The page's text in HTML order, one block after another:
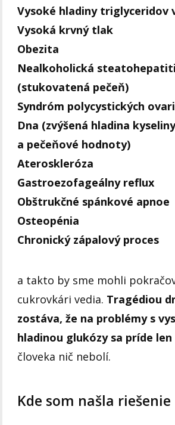
Vysoké hladiny triglyceridov
Vysoká krvný tlak
Obezita
Nealkoholická
(stukovatená pečeň)
Syndróm polycystických
Dna (zvýšená hladina
a pečeňové hodnoty)
Ateroskleróza
Gastroezofageálny reflux
Obštrukčné spánkové apnoe
Osteopénia
Chronický zápalový proces
a takto by sme mohli
cukrovkári vedia. Tragédiou
zostáva, že na problémy s
hladinou glukózy sa príde
človeka nič nebolí.
Kde som našla riešenie